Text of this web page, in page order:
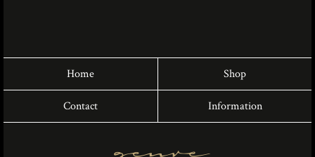
Home Shop
Contact Information